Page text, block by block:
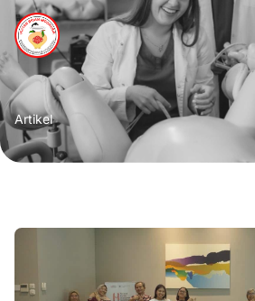
Lewati
konten
Artikel